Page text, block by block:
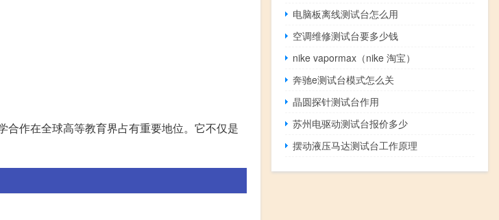
作在全球高等教育界占有重要地位。它不仅是
电脑板离线测试台怎么用
空调维修测试台要多少钱
nike vapormax（nike 淘宝）
奔驰e测试台模式怎么关
晶圆探针测试台作用
苏州电驱动测试台报价多少
摆动液压马达测试台工作原理